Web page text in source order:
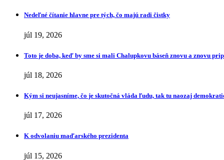
Nedeľné čítanie hlavne pre tých, čo majú radi čistky
júl 19, 2026
Toto je doba, keď by sme si mali Chalupkovu báseň znovu a znovu
júl 18, 2026
Kým si neujasníme, čo je skutočná vláda ľudu, tak tu naozaj
júl 17, 2026
K odvolaniu maďarského prezidenta
júl 15, 2026